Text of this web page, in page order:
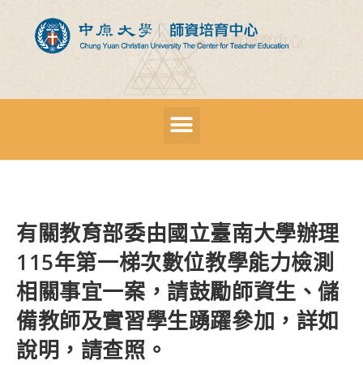
有關教育部委由國立臺南大學辦理
115年第一梯次數位教學能力檢測
相關事宜一案，請鼓勵師資生、儲
備教師及實習學生踴躍參加，詳如
說明，請查照。